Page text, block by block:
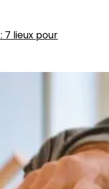
: 7 lieux pour